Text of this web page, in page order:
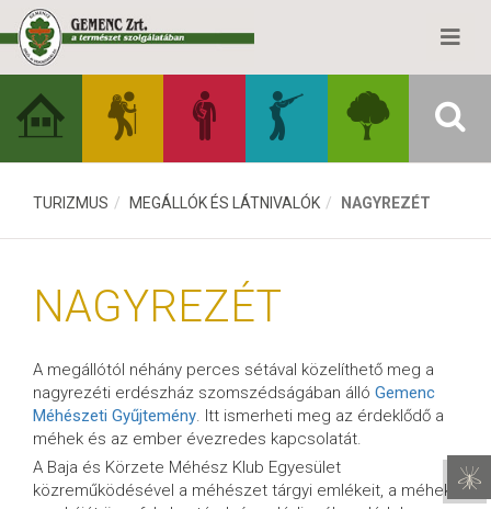
TURIZMUS MEGÁLLÓK ÉS LÁTNIVALÓK NAGYREZÉT
NAGYREZÉT
A megállótól néhány perces sétával közelíthető meg a
nagyrezéti erdészház szomszédságában álló Gemenc
Méhészeti Gyűjtemény. Itt ismerheti meg az érdeklődő a
méhek és az ember évezredes kapcsolatát.
A Baja és Körzete Méhész Klub Egyesület
közreműködésével a méhészet tárgyi emlékeit, a méhek